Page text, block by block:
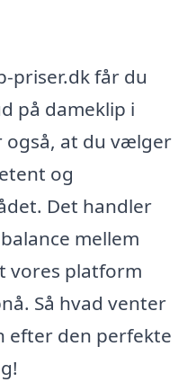
priser.dk får du
på dameklip i
også, at du vælger
og
Det handler
mellem
vores platform
Så hvad venter
efter den perfekte